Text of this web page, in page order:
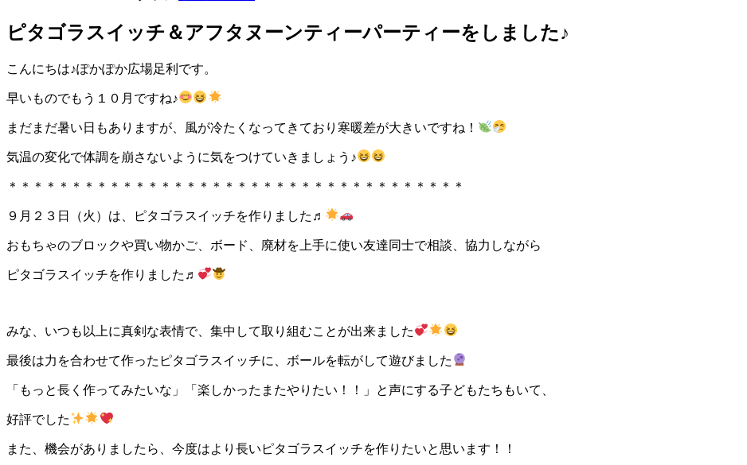
ピタゴラスイッチ＆アフタヌーンティーパーティーをしました♪
こんにちは♪ぽかぽか広場足利です。
早いものでもう１０月ですね♪
まだまだ暑い日もありますが、風が冷たくなってきており寒暖差が大きいですね！
気温の変化で体調を崩さないように気をつけていきましょう♪
＊＊＊＊＊＊＊＊＊＊＊＊＊＊＊＊＊＊＊＊＊＊＊＊＊＊＊＊＊＊＊＊＊＊＊＊
９月２３日（火）は、ピタゴラスイッチを作りました♬
おもちゃのブロックや買い物かご、ボード、廃材を上手に使い友達同士で相談、協力しながら
ピタゴラスイッチを作りました♬
みな、いつも以上に真剣な表情で、集中して取り組むことが出来ました
最後は力を合わせて作ったピタゴラスイッチに、ボールを転がして遊びました
「もっと長く作ってみたいな」「楽しかったまたやりたい！！」と声にする子どもたちもいて、
好評でした
また、機会がありましたら、今度はより長いピタゴラスイッチを作りたいと思います！！